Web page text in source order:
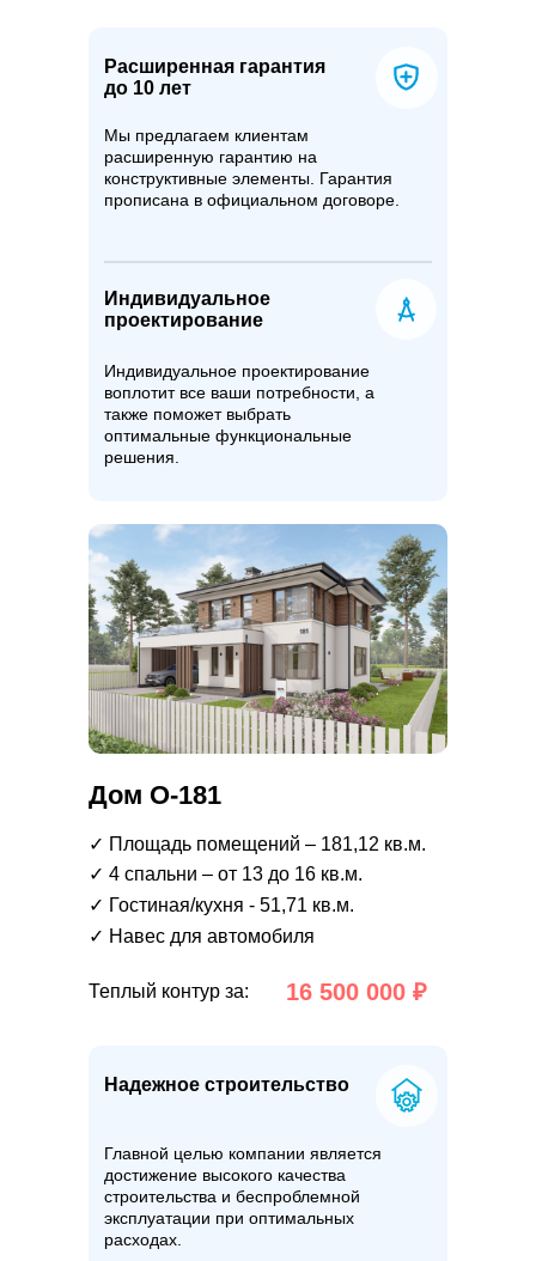
Расширенная гарантия
до 10 лет
Индивидуальное
проектирование
Мы предлагаем клиентам
расширенную гарантию на
конструктивные элементы. Гарантия
прописана в официальном договоре.
Индивидуальное проектирование
воплотит все ваши потребности, а
также поможет выбрать
оптимальные функциональные
решения.
Надежное строительство
Главной целью компании является
достижение высокого качества
строительства и беспроблемной
эксплуатации при оптимальных
расходах.
Теплый контур за:
✓ Навес для автомобиля
✓ Гостиная/кухня - 51,71 кв.м.
✓ 4 спальни – от 13 до 16 кв.м.
✓ Площадь помещений – 181,12 кв.м.
16 500 000 ₽
Дом О-181